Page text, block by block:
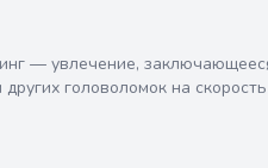
— увлечение,
других головоломок на скорость